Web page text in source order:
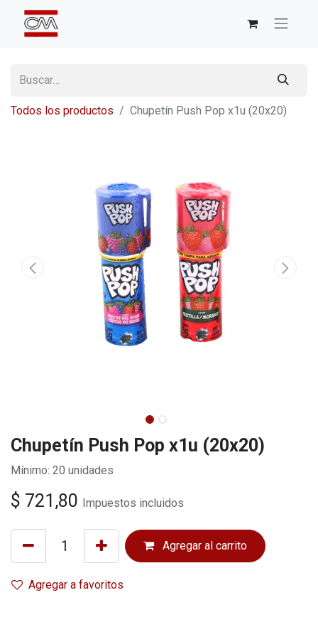
Todos los productos Chupetín Push Pop x1u (20x20)
Chupetín Push Pop x1u (20x20)
Mínimo: 20 unidades
$ 721,80 Impuestos incluidos
Agregar al carrito
Agregar a favoritos